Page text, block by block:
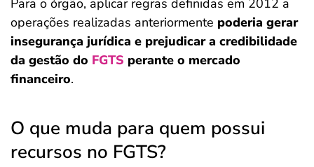
Para o órgão, aplicar regras definidas em 2012 a
operações realizadas anteriormente poderia gerar
insegurança jurídica e prejudicar a credibilidade
da gestão do FGTS perante o mercado
financeiro.
O que muda para quem possui
recursos no FGTS?